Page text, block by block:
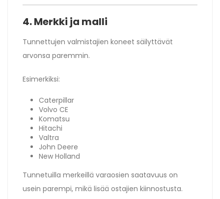
4. Merkki ja malli
Tunnettujen valmistajien koneet säilyttävät
arvonsa paremmin.
Esimerkiksi:
Caterpillar
Volvo CE
Komatsu
Hitachi
Valtra
John Deere
New Holland
Tunnetuilla merkeillä varaosien saatavuus on
usein parempi, mikä lisää ostajien kiinnostusta.